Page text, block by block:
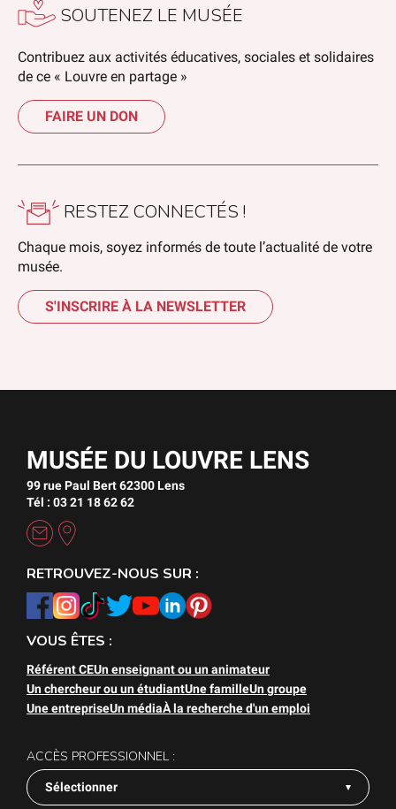
SOUTENEZ LE MUSÉE
Contribuez aux activités éducatives, sociales et solidaires
de ce « Louvre en partage »
FAIRE UN DON
RESTEZ CONNECTÉS !
Chaque mois, soyez informés de toute l’actualité de votre
musée.
S'INSCRIRE À LA NEWSLETTER
MUSÉE DU LOUVRE LENS
99 rue Paul Bert 62300 Lens
Tél : 03 21 18 62 62
RETROUVEZ-NOUS SUR :
VOUS ÊTES :
Référent CEUn enseignant ou un animateur
Un chercheur ou un étudiantUne familleUn groupe
Une entrepriseUn médiaÀ la recherche d'un emploi
ACCÈS PROFESSIONNEL :
Sélectionner